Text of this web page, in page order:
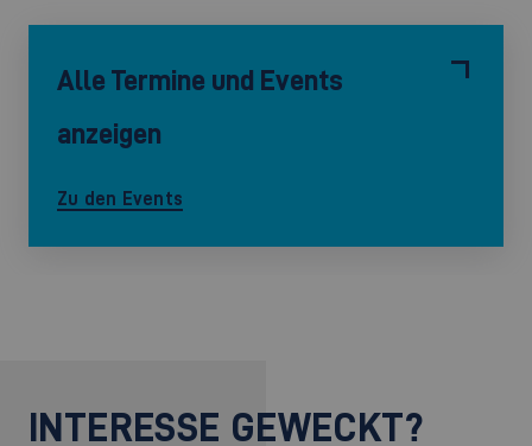
Alle Termine und Events
anzeigen
Zu den Events
INTERESSE GEWECKT?